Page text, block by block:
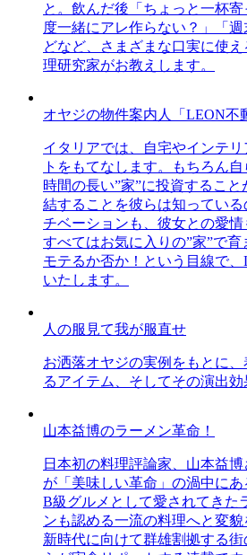
と。飲んだ後「ちょっと一杯
度一緒にアレ作らない？」「
どなど、さまざまな口実に使
理研究家がお教えします。
オヤジの物件案内人「LEON不
イタリアでは、自宅やインテ
トをもてなします。もちろん
時間の長い”家”に投資するこ
結することを彼らは知ってい
チベーションも、彼女との愛情
すべてはお気に入りの”家”で
モテるか否か！という目線で
いたします。
人の服見て我が服直せ
お洒落オヤジの実例をもとに
るアイテム、そしてその演出効
山本益博のラーメン革命！
日本初の料理評論家、山本益
が「美味しい革命」の渦中にあ
B級グルメとして愛されてきた
ンも認める一流の料理へと変貌
新時代に向けて群雄割拠する